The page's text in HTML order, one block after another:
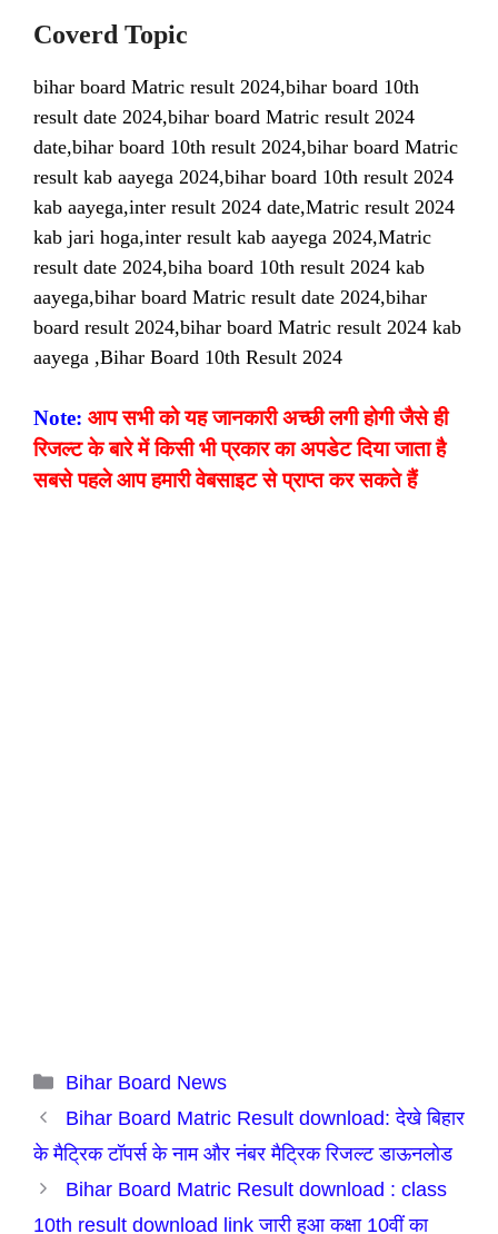
Coverd Topic
bihar board Matric result 2024,bihar board 10th
result date 2024,bihar board Matric result 2024
date,bihar board 10th result 2024,bihar board Matric
result kab aayega 2024,bihar board 10th result 2024
kab aayega,inter result 2024 date,Matric result 2024
kab jari hoga,inter result kab aayega 2024,Matric
result date 2024,biha board 10th result 2024 kab
aayega,bihar board Matric result date 2024,bihar
board result 2024,bihar board Matric result 2024 kab
aayega ,Bihar Board 10th Result 2024
Note: आप सभी को यह जानकारी अच्छी लगी होगी जैसे ही
रिजल्ट के बारे में किसी भी प्रकार का अपडेट दिया जाता है
सबसे पहले आप हमारी वेबसाइट से प्राप्त कर सकते हैं
Categories
Bihar Board News
Bihar Board Matric Result download: देखे बिहार
के मैट्रिक टॉपर्स के नाम और नंबर मैट्रिक रिजल्ट डाऊनलोड
Bihar Board Matric Result download : class
10th result download link जारी हुआ कक्षा 10वीं का